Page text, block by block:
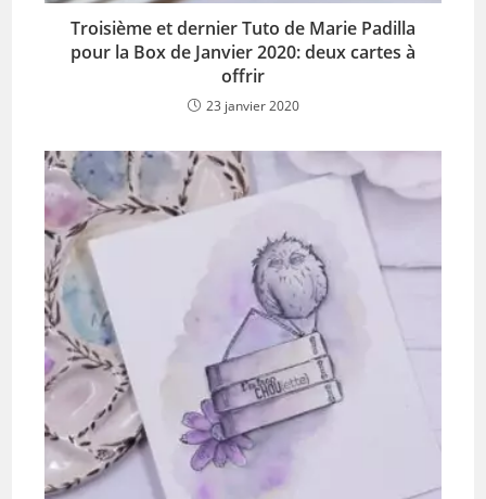
Troisième et dernier Tuto de Marie Padilla
pour la Box de Janvier 2020: deux cartes à
offrir
23 janvier 2020